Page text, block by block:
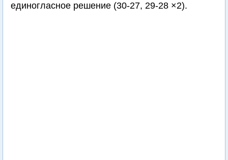
единогласное решение (30-27, 29-28 ×2).